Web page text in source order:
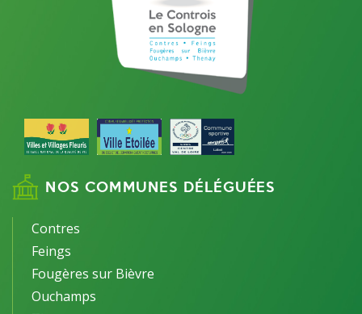
NOS COMMUNES DÉLÉGUÉES
Contres
Feings
Fougères sur Bièvre
Ouchamps